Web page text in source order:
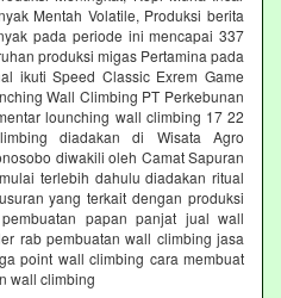
Mentah Volatile, Produksi berita
pada periode ini mencapai 337
produksi migas Pertamina pada
ikuti Speed Classic Exrem Game
Wall Climbing PT Perkebunan
lounching wall climbing 17 22
diadakan di Wisata Agro
diwakili oleh Camat Sapuran
terlebih dahulu diadakan ritual
yang terkait dengan produksi
papan panjat jual wall
rab pembuatan wall climbing jasa
point wall climbing cara membuat
wall climbing